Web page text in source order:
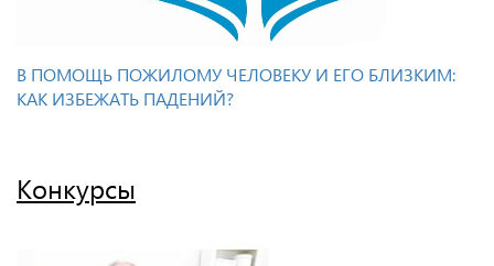
В ПОМОЩЬ ПОЖИЛОМУ ЧЕЛОВЕКУ И ЕГО БЛИЗКИМ:
КАК ИЗБЕЖАТЬ ПАДЕНИЙ?
Конкурсы